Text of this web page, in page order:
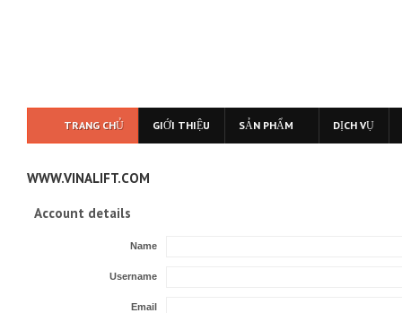
TRANG CHỦ GIỚI THIỆU SẢN PHẨM DỊCH VỤ
WWW.VINALIFT.COM
Account details
Name
Username
Email